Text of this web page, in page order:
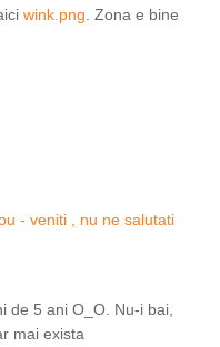
wink.png . Zona e bine
- veniti , nu ne salutati
de 5 ani O_O. Nu-i bai,
mai exista